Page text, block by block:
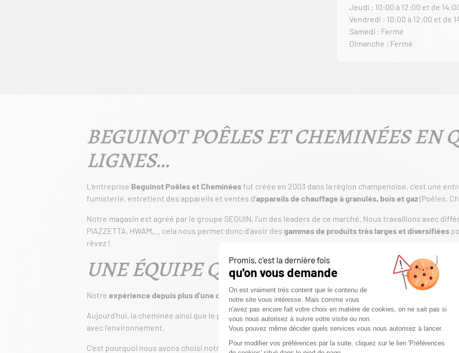
Jeudi : 10:00 à 12:00 et de
Vendredi : 10:00 à 12:00 et de
Samedi : Fermé
Dimanche : Fermé
BEGUINOT POÊLES ET CHEMINÉES EN
LIGNES…
L’entreprise Beguinot Poêles et Cheminéesfut créée en 2003 dans la région champenoise, c’est une
fumisterie, entretient des appareils et ventes d’appareils de chauffage à granulés, bois et gaz(Poêles,
Notre magasin est agréé par le groupe SEGUIN, l’un des leaders de ce marché. Nous travaillons avec
PIAZZETTA, HWAM,… cela nous permet donc d’avoir des gammes de produits très larges et diversifiées
rêvez !
UNE ÉQUIPE QUALIFIÉE
Notre expérience depuis plus d’une quinzaine d’annéesfait que nous avons acquis un
Aujourd’hui, la cheminée ainsi que le poêle sont plus qu’un plaisir, c’est devenu une véritable source de
avec l’environnement.
C’est pourquoi nous avons choisi notre partenariat avec la société Seguin, afin de vous offrir des